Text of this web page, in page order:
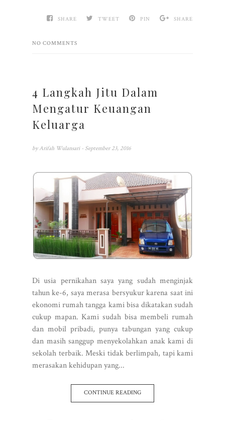
SHARE TWEET PIN SHARE
NO COMMENTS
4 Langkah Jitu Dalam
Mengatur Keuangan
Keluarga
by Arifah Wulansari - September 23, 2016
Di usia pernikahan saya yang sudah menginjak
tahun ke-6, saya merasa bersyukur karena saat ini
ekonomi rumah tangga kami bisa dikatakan sudah
cukup mapan. Kami sudah bisa membeli rumah
dan mobil pribadi, punya tabungan yang cukup
dan masih sanggup menyekolahkan anak kami di
sekolah terbaik. Meski tidak berlimpah, tapi kami
merasakan kehidupan yang...
CONTINUE READING